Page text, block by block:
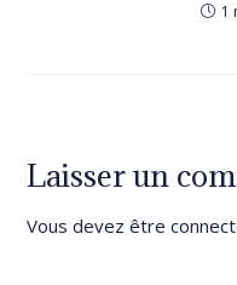
1
Laisser un
Vous devez être